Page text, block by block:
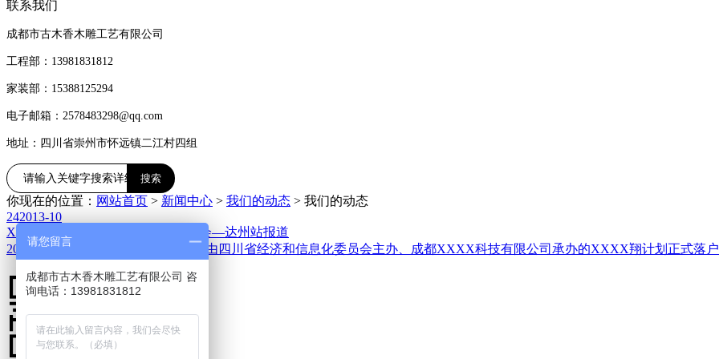
联系我们
成都市古木香木雕工艺有限公司
工程部：13981831812
家装部：15388125294
电子邮箱：2578483298@qq.com
地址：四川省崇州市怀远镇二江村四组
你现在的位置： 网站首页 > 新闻中心 > 我们的动态 > 我们的动态
242013-10
XXXX翔计划助力中小企业成长峰会—达州站报道
2012年8月16日，在工信部指导下，由四川省经济和信息化委员会主办、成都XXXX科技有限公司承办的XXXX翔计划正式落
请您留言
成都市古木香木雕工艺有限公司 咨
询电话：13981831812